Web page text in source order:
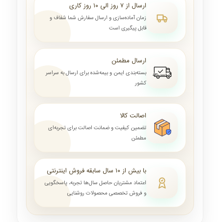
ارسال از ۷ روز الی ۱۰ روز کاری
زمان آماده‌سازی و ارسال سفارش شما شفاف و
قابل پیگیری است
ارسال مطمئن
بسته‌بندی ایمن و بیمه‌شده برای ارسال به سراسر
کشور
اصالت کالا
تضمین کیفیت و ضمانت اصالت برای تجربه‌ای
مطمئن
با بیش از ۱۰ سال سابقه فروش اینترنتی
اعتماد مشتریان حاصل سال‌ها تجربه، پاسخگویی
و فروش تخصصی محصولات روشنایی